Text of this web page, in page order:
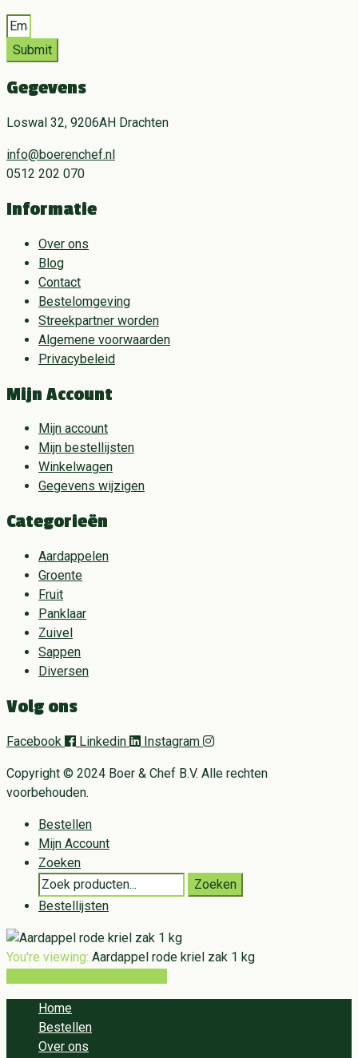
Submit
Gegevens
Loswal 32, 9206AH Drachten
info@boerenchef.nl
0512 202 070
Informatie
Over ons
Blog
Contact
Bestelomgeving
Streekpartner worden
Algemene voorwaarden
Privacybeleid
Mijn Account
Mijn account
Mijn bestellijsten
Winkelwagen
Gegevens wijzigen
Categorieën
Aardappelen
Groente
Fruit
Panklaar
Zuivel
Sappen
Diversen
Volg ons
Facebook Linkedin Instagram
Copyright © 2024 Boer & Chef B.V. Alle rechten
voorbehouden.
Bestellen
Mijn Account
Zoeken
Search
for:
Zoeken
Bestellijsten
You're viewing: Aardappel rode kriel zak 1 kg
Home
Bestellen
Over ons